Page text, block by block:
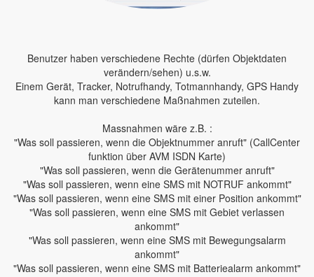
Benutzer haben verschiedene Rechte (dürfen Objektdaten
verändern/sehen) u.s.w.
Einem Gerät, Tracker, Notrufhandy, Totmannhandy, GPS Handy
kann man verschiedene Maßnahmen zuteilen.
Massnahmen wäre z.B. :
"Was soll passieren, wenn die Objektnummer anruft" (CallCenter
funktion über AVM ISDN Karte)
"Was soll passieren, wenn die Gerätenummer anruft"
"Was soll passieren, wenn eine SMS mit NOTRUF ankommt"
"Was soll passieren, wenn eine SMS mit einer Position ankommt"
"Was soll passieren, wenn eine SMS mit Gebiet verlassen
ankommt"
"Was soll passieren, wenn eine SMS mit Bewegungsalarm
ankommt"
"Was soll passieren, wenn eine SMS mit Batteriealarm ankommt"